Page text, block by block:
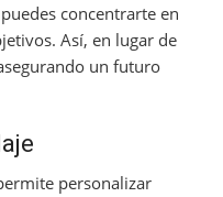
concentrarte en
Así, en lugar de
un futuro
personalizar